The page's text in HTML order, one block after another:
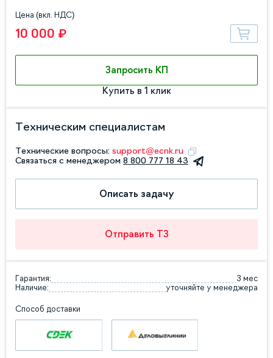
Цена (вкл. НДС)
10 000 ₽
Запросить КП
Купить в 1 клик
Техническим специалистам
Технические вопросы: support@ecnk.ru
Связаться с менеджером 8 800 777 18 43
Описать задачу
Отправить ТЗ
Гарантия:
3 мес
Наличие:
уточняйте у менеджера
Способ доставки